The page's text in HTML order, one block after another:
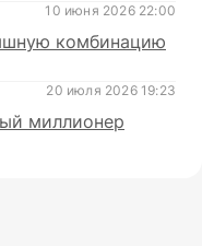
10 июня 2026 22:00
комбинацию
20 июля 2026 19:23
миллионер